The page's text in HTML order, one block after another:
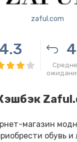
zaful.com
4.3
магазин
обувь и